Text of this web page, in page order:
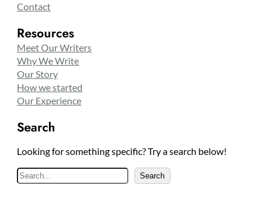
Contact
Resources
Meet Our Writers
Why We Write
Our Story
How we started
Our Experience
Search
Looking for something specific? Try a search below!
S
e
Search